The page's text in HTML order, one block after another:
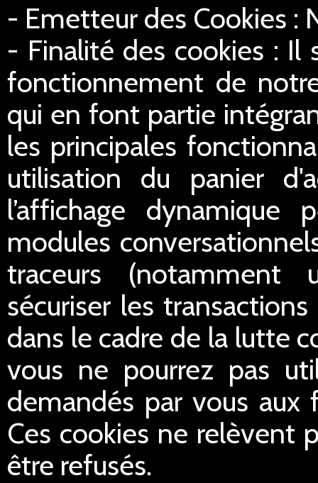
- Emetteur des Cookies :
- Finalité des cookies : Il
fonctionnement de
qui en font partie
les principales
utilisation du panier
l’affichage dynamique
modules
traceurs (notamment
sécuriser les
dans le cadre de la lutte
vous ne pourrez pas
demandés par vous aux
Ces cookies ne relèvent
être refusés.